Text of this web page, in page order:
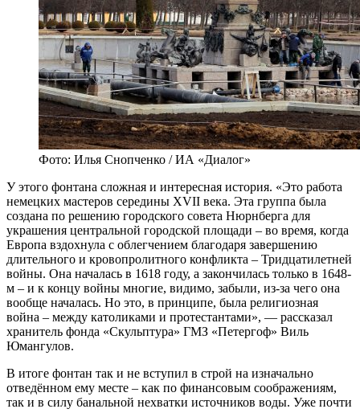
Фото: Илья Снопченко / ИА «Диалог»
У этого фонтана сложная и интересная история. «Это работа
немецких мастеров середины XVII века. Эта группа была
создана по решению городского совета Нюрнберга для
украшения центральной городской площади – во время, когда
Европа вздохнула с облегчением благодаря завершению
длительного и кровопролитного конфликта – Тридцатилетней
войны. Она началась в 1618 году, а закончилась только в 1648-
м – и к концу войны многие, видимо, забыли, из-за чего она
вообще началась. Но это, в принципе, была религиозная
война – между католиками и протестантами», — рассказал
хранитель фонда «Скульптура» ГМЗ «Петергоф» Виль
Юмангулов.
В итоге фонтан так и не вступил в строй на изначально
отведённом ему месте – как по финансовым соображениям,
так и в силу банальной нехватки источников воды. Уже почти